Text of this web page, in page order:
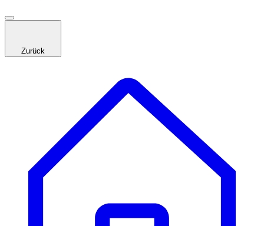
Zurück